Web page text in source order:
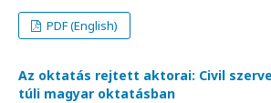
PDF (English)
Az oktatás rejtett aktorai: Civil
túli magyar oktatásban